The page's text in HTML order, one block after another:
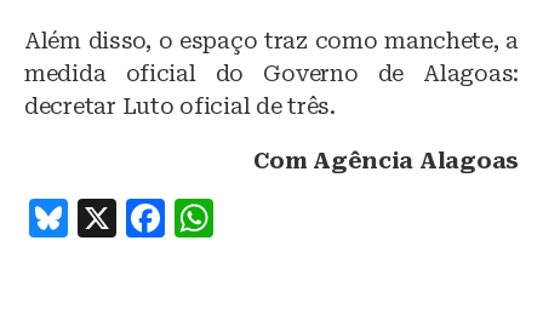
Além disso, o espaço traz como manchete, a
medida oficial do Governo de Alagoas:
decretar Luto oficial de três.
Com Agência Alagoas
B
X
F